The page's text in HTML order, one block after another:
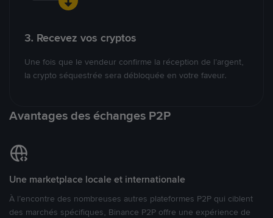
3. Recevez vos cryptos
Une fois que le vendeur confirme la réception de l’argent,
la crypto séquestrée sera débloquée en votre faveur.
Avantages des échanges P2P
Une marketplace locale et internationale
À l’encontre des nombreuses autres plateformes P2P qui ciblent
des marchés spécifiques, Binance P2P offre une expérience de